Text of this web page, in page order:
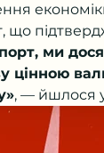
що
ми
цінною
, — йшлося у